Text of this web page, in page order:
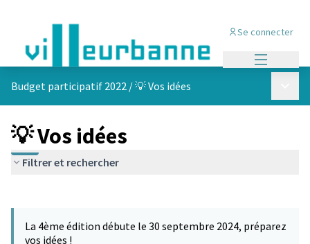
Se connecter
Budget participatif 2022 /💡 Vos idées
💡 Vos idées
Filtrer et rechercher
−
La 4ème édition débute le 30 septembre 2024, préparez
vos idées !